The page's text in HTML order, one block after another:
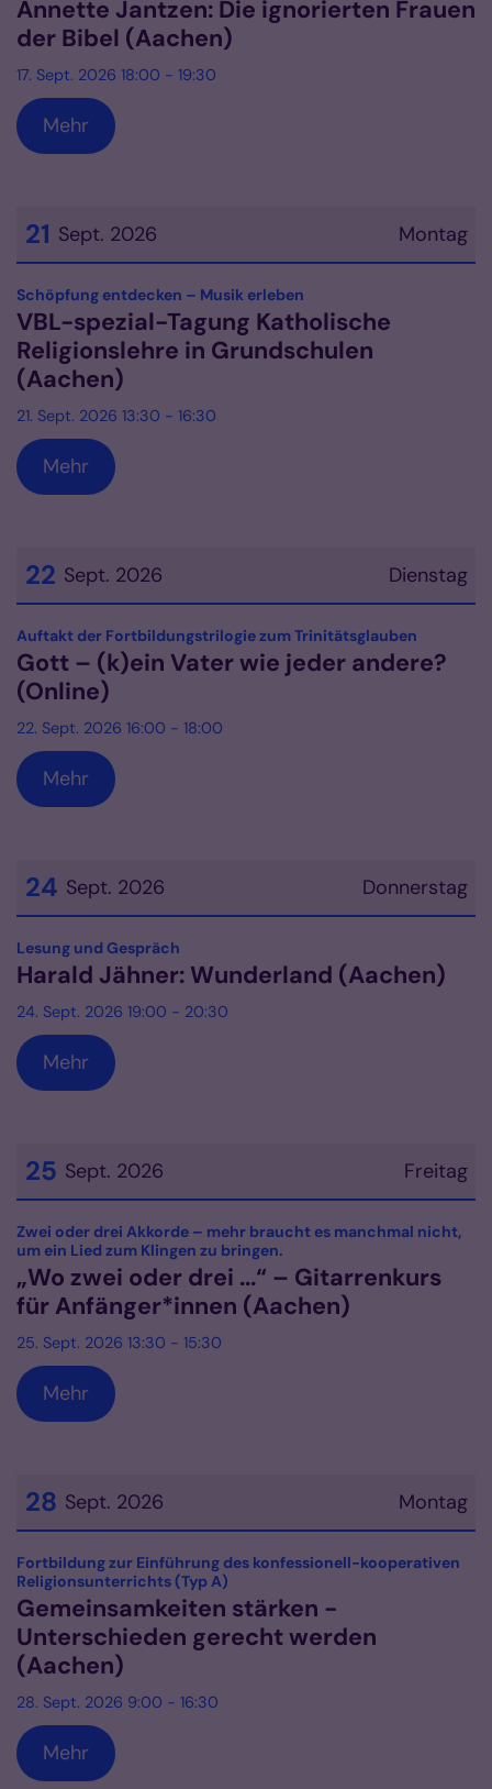
Annette Jantzen: Die ignorierten Frauen
der Bibel (Aachen)
17. Sept. 2026 18:00 - 19:30
Mehr
Montag
21 Sept. 2026
Datum: 21. September 2026
Schöpfung entdecken – Musik erleben
VBL-spezial-Tagung Katholische
Religionslehre in Grundschulen
(Aachen)
21. Sept. 2026 13:30 - 16:30
Mehr
Dienstag
22 Sept. 2026
Datum: 22. September 2026
Auftakt der Fortbildungstrilogie zum Trinitätsglauben
Gott – (k)ein Vater wie jeder andere?
(Online)
22. Sept. 2026 16:00 - 18:00
Mehr
Donnerstag
24 Sept. 2026
Datum: 24. September 2026
Lesung und Gespräch
Harald Jähner: Wunderland (Aachen)
24. Sept. 2026 19:00 - 20:30
Mehr
Freitag
25 Sept. 2026
Datum: 25. September 2026
Zwei oder drei Akkorde – mehr braucht es manchmal nicht,
um ein Lied zum Klingen zu bringen.
„Wo zwei oder drei ...“ – Gitarrenkurs
für Anfänger*innen (Aachen)
25. Sept. 2026 13:30 - 15:30
Mehr
Montag
28 Sept. 2026
Datum: 28. September 2026
Fortbildung zur Einführung des konfessionell-kooperativen
Religionsunterrichts (Typ A)
Gemeinsamkeiten stärken -
Unterschieden gerecht werden
(Aachen)
28. Sept. 2026 9:00 - 16:30
Mehr